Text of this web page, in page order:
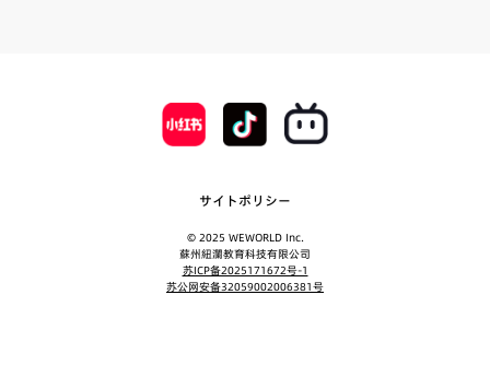
サイトポリシー
© 2025 WEWORLD Inc.
蘇州紐瀾教育科技有限公司
苏ICP备2025171672号-1
苏公网安备32059002006381号